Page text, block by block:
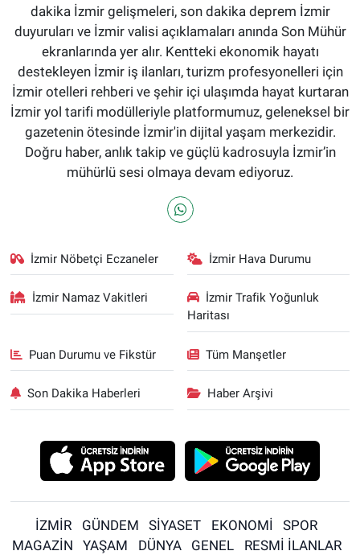
dakika İzmir gelişmeleri, son dakika deprem İzmir
duyuruları ve İzmir valisi açıklamaları anında Son Mühür
ekranlarında yer alır. Kentteki ekonomik hayatı
destekleyen İzmir iş ilanları, turizm profesyonelleri için
İzmir otelleri rehberi ve şehir içi ulaşımda hayat kurtaran
İzmir yol tarifi modülleriyle platformumuz, geleneksel bir
gazetenin ötesinde İzmir'in dijital yaşam merkezidir.
Doğru haber, anlık takip ve güçlü kadrosuyla İzmir’in
mühürlü sesi olmaya devam ediyoruz.
İzmir Nöbetçi Eczaneler İzmir Hava Durumu
İzmir Namaz Vakitleri
İzmir Trafik Yoğunluk
Haritası
Puan Durumu ve Fikstür Tüm Manşetler
Son Dakika Haberleri Haber Arşivi
İZMİR GÜNDEM SİYASET EKONOMİ
SPOR
MAGAZİN
YAŞAM DÜNYA GENEL
RESMİ İLANLAR